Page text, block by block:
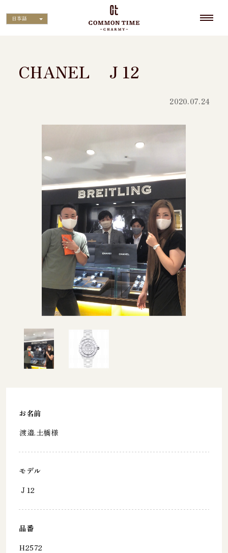
日本語
CHANEL Ｊ12
2020.07.24
お名前
渡邉.土橋様
モデル
Ｊ12
品番
H2572